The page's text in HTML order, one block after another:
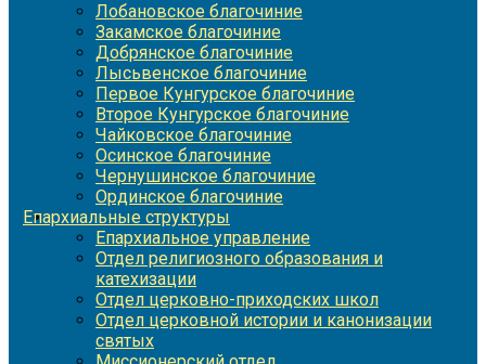
Лобановское благочиние
Закамское благочиние
Добрянское благочиние
Лысьвенское благочиние
Первое Кунгурское благочиние
Второе Кунгурское благочиние
Чайковское благочиние
Осинское благочиние
Чернушинское благочиние
Ординское благочиние
Епархиальные структуры
Епархиальное управление
Отдел религиозного образования и
катехизации
Отдел церковно-приходских школ
Отдел церковной истории и канонизации
святых